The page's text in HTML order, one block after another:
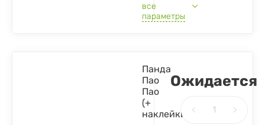
все
параметры
Панда
Пао
Пао
(+
наклейки)
Ожидается